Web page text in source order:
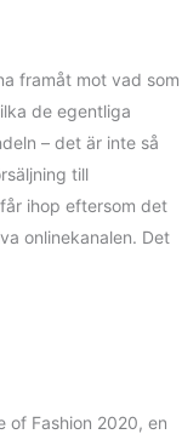
framåt mot vad som
de egentliga
– det är inte så
till
ihop eftersom det
onlinekanalen. Det
of Fashion 2020, en